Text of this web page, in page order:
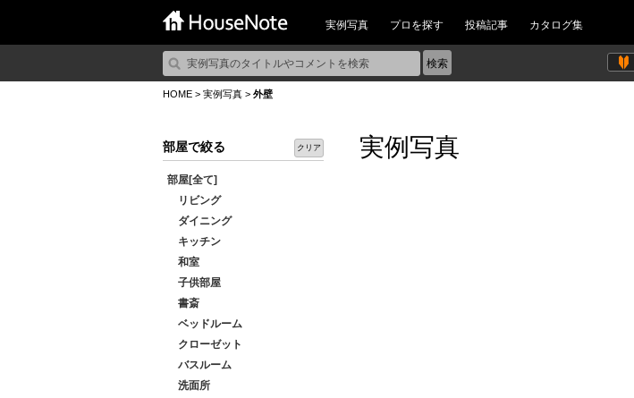
実例写真 プロを探す 投稿記事 カタログ集
HOME > 実例写真 > 外壁
部屋で絞る クリア
部屋[全て]
リビング
ダイニング
キッチン
和室
子供部屋
書斎
ベッドルーム
クローゼット
バスルーム
洗面所
実例写真